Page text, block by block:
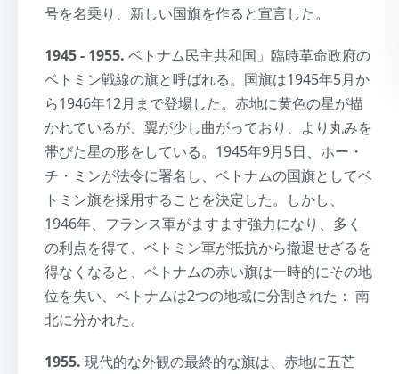
号を名乗り、新しい国旗を作ると宣言した。
1945 - 1955. ベトナム民主共和国」臨時革命政府の
ベトミン戦線の旗と呼ばれる。国旗は1945年5月か
ら1946年12月まで登場した。赤地に黄色の星が描
かれているが、翼が少し曲がっており、より丸みを
帯びた星の形をしている。1945年9月5日、ホー・
チ・ミンが法令に署名し、ベトナムの国旗としてベ
トミン旗を採用することを決定した。しかし、
1946年、フランス軍がますます強力になり、多く
の利点を得て、ベトミン軍が抵抗から撤退せざるを
得なくなると、ベトナムの赤い旗は一時的にその地
位を失い、ベトナムは2つの地域に分割された： 南
北に分かれた。
1955. 現代的な外観の最終的な旗は、赤地に五芒